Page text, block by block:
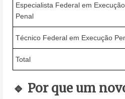
Especialista Federal em Execução
Penal
Técnico Federal em Execução
Total
🔹 Por que um